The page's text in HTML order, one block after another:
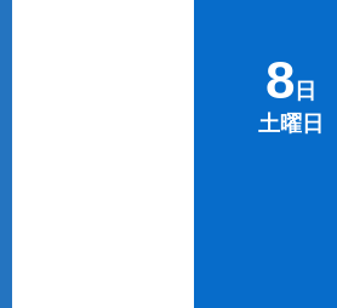
8 日
土曜日